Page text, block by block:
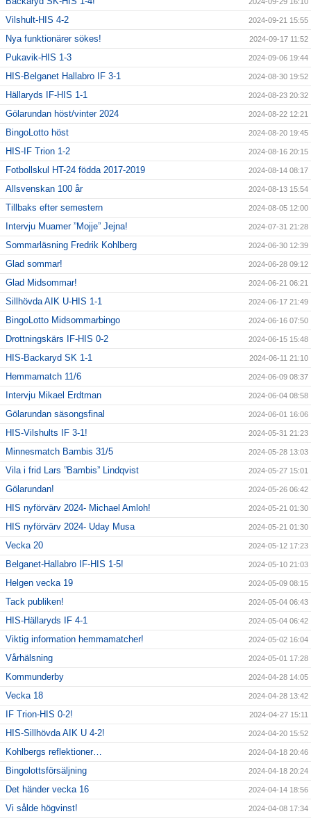
Vilshult-HIS 4-2 2024-09-21 15:55
Nya funktionärer sökes! 2024-09-17 11:52
Pukavik-HIS 1-3 2024-09-06 19:44
HIS-Belganet Hallabro IF 3-1 2024-08-30 19:52
Hällaryds IF-HIS 1-1 2024-08-23 20:32
Gölarundan höst/vinter 2024 2024-08-22 12:21
BingoLotto höst 2024-08-20 19:45
HIS-IF Trion 1-2 2024-08-16 20:15
Fotbollskul HT-24 födda 2017-2019 2024-08-14 08:17
Allsvenskan 100 år 2024-08-13 15:54
Tillbaks efter semestern 2024-08-05 12:00
Intervju Muamer ”Mojje” Jejna! 2024-07-31 21:28
Sommarläsning Fredrik Kohlberg 2024-06-30 12:39
Glad sommar! 2024-06-28 09:12
Glad Midsommar! 2024-06-21 06:21
Sillhövda AIK U-HIS 1-1 2024-06-17 21:49
BingoLotto Midsommarbingo 2024-06-16 07:50
Drottningskärs IF-HIS 0-2 2024-06-15 15:48
HIS-Backaryd SK 1-1 2024-06-11 21:10
Hemmamatch 11/6 2024-06-09 08:37
Intervju Mikael Erdtman 2024-06-04 08:58
Gölarundan säsongsfinal 2024-06-01 16:06
HIS-Vilshults IF 3-1! 2024-05-31 21:23
Minnesmatch Bambis 31/5 2024-05-28 13:03
Vila i frid Lars ”Bambis” Lindqvist 2024-05-27 15:01
Gölarundan! 2024-05-26 06:42
HIS nyförvärv 2024- Michael Amloh! 2024-05-21 01:30
HIS nyförvärv 2024- Uday Musa 2024-05-21 01:30
Vecka 20 2024-05-12 17:23
Belganet-Hallabro IF-HIS 1-5! 2024-05-10 21:03
Helgen vecka 19 2024-05-09 08:15
Tack publiken! 2024-05-04 06:43
HIS-Hällaryds IF 4-1 2024-05-04 06:42
Viktig information hemmamatcher! 2024-05-02 16:04
Vårhälsning 2024-05-01 17:28
Kommunderby 2024-04-28 14:05
Vecka 18 2024-04-28 13:42
IF Trion-HIS 0-2! 2024-04-27 15:11
HIS-Sillhövda AIK U 4-2! 2024-04-20 15:52
Kohlbergs reflektioner… 2024-04-18 20:46
Bingolottsförsäljning 2024-04-18 20:24
Det händer vecka 16 2024-04-14 18:56
Vi sålde högvinst! 2024-04-08 17:34